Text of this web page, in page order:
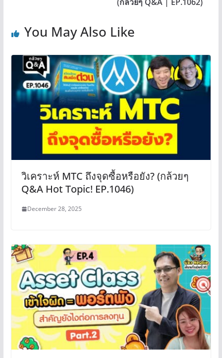
(กล้วยๆ Q&A | EP.1062)
You May Also Like
วิเคราะห์ MTC ถึงจุดซื้อหรือยัง? (กล้วยๆ
Q&A Hot Topic! EP.1046)
December 28, 2025